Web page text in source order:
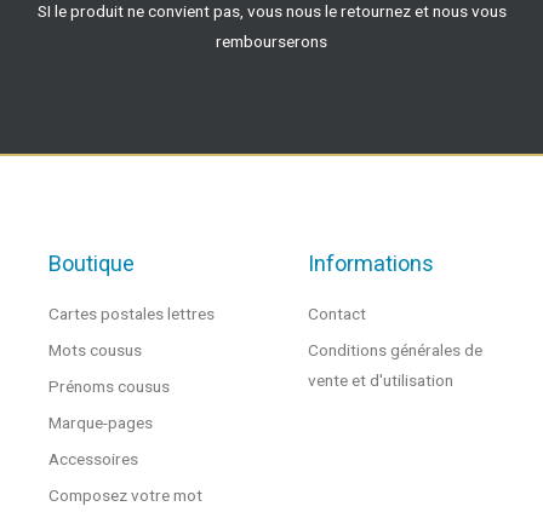
SI le produit ne convient pas, vous nous le retournez et nous vous
rembourserons
Boutique
Cartes postales lettres
Mots cousus
Prénoms cousus
Marque-pages
Accessoires
Composez votre mot
Informations
Contact
Conditions générales de
vente et d'utilisation